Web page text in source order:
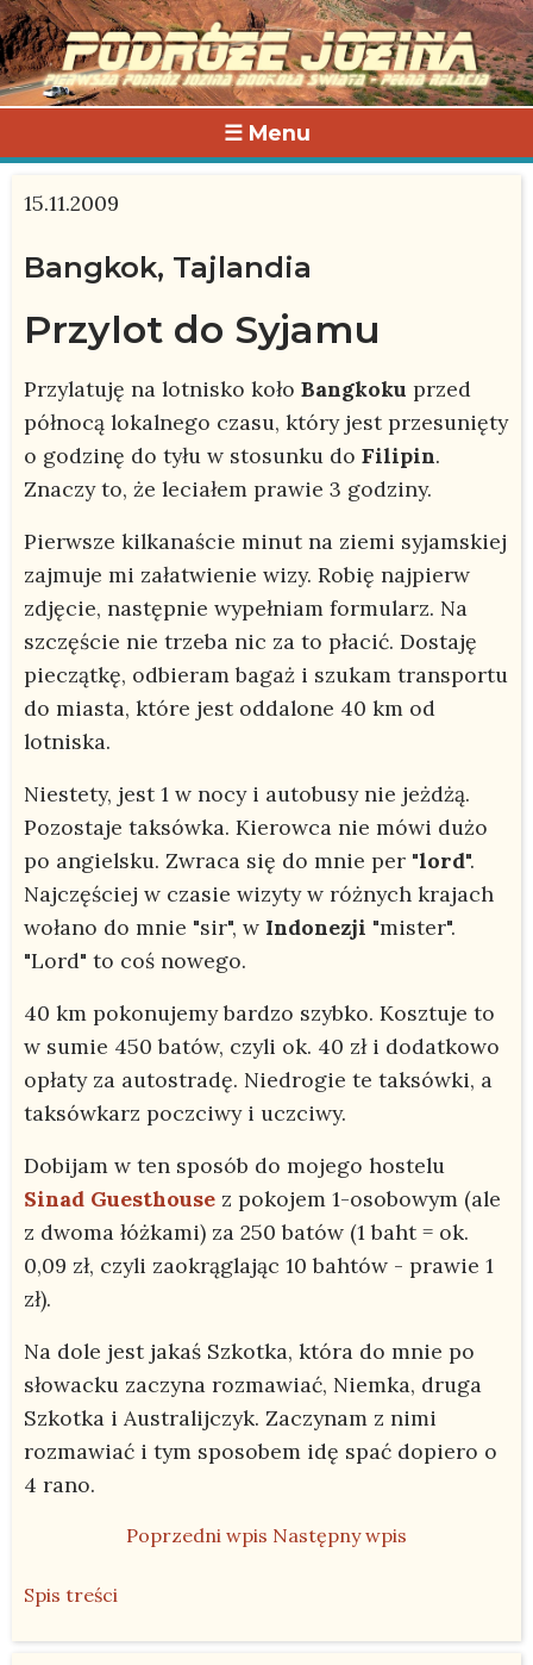
☰ Menu
15.11.2009
Bangkok, Tajlandia
Przylot do Syjamu
Przylatuję na lotnisko koło Bangkoku przed
północą lokalnego czasu, który jest przesunięty
o godzinę do tyłu w stosunku do Filipin.
Znaczy to, że leciałem prawie 3 godziny.
Pierwsze kilkanaście minut na ziemi syjamskiej
zajmuje mi załatwienie wizy. Robię najpierw
zdjęcie, następnie wypełniam formularz. Na
szczęście nie trzeba nic za to płacić. Dostaję
pieczątkę, odbieram bagaż i szukam transportu
do miasta, które jest oddalone 40 km od
lotniska.
Niestety, jest 1 w nocy i autobusy nie jeżdżą.
Pozostaje taksówka. Kierowca nie mówi dużo
po angielsku. Zwraca się do mnie per "lord".
Najczęściej w czasie wizyty w różnych krajach
wołano do mnie "sir", w Indonezji "mister".
"Lord" to coś nowego.
40 km pokonujemy bardzo szybko. Kosztuje to
w sumie 450 batów, czyli ok. 40 zł i dodatkowo
opłaty za autostradę. Niedrogie te taksówki, a
taksówkarz poczciwy i uczciwy.
Dobijam w ten sposób do mojego hostelu
Sinad Guesthouse z pokojem 1-osobowym (ale
z dwoma łóżkami) za 250 batów (1 baht = ok.
0,09 zł, czyli zaokrąglając 10 bahtów - prawie 1
zł).
Na dole jest jakaś Szkotka, która do mnie po
słowacku zaczyna rozmawiać, Niemka, druga
Szkotka i Australijczyk. Zaczynam z nimi
rozmawiać i tym sposobem idę spać dopiero o
4 rano.
Poprzedni wpis Następny wpis
Spis treści